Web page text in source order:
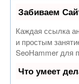
Забиваем
Каждая ссылка
и простым
SeoHammer для
Что умеет